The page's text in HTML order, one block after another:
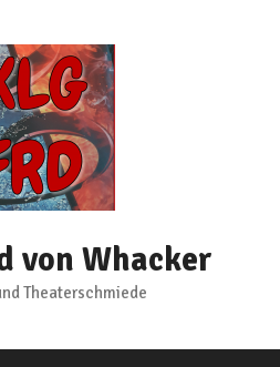
von Whacker
Theaterschmiede